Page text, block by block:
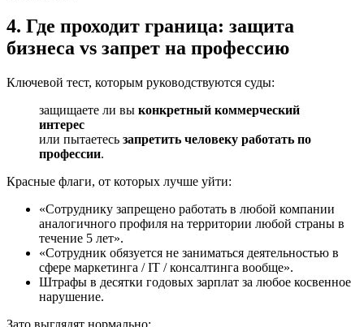
4. Где проходит граница: защита
бизнеса vs запрет на профессию
Ключевой тест, которым руководствуются суды:
защищаете ли вы конкретный коммерческий
интерес
или пытаетесь запретить человеку работать по
профессии.
Красные флаги, от которых лучше уйти:
«Сотруднику запрещено работать в любой компании
аналогичного профиля на территории любой страны в
течение 5 лет».
«Сотрудник обязуется не заниматься деятельностью в
сфере маркетинга / IT / консалтинга вообще».
Штрафы в десятки годовых зарплат за любое косвенное
нарушение.